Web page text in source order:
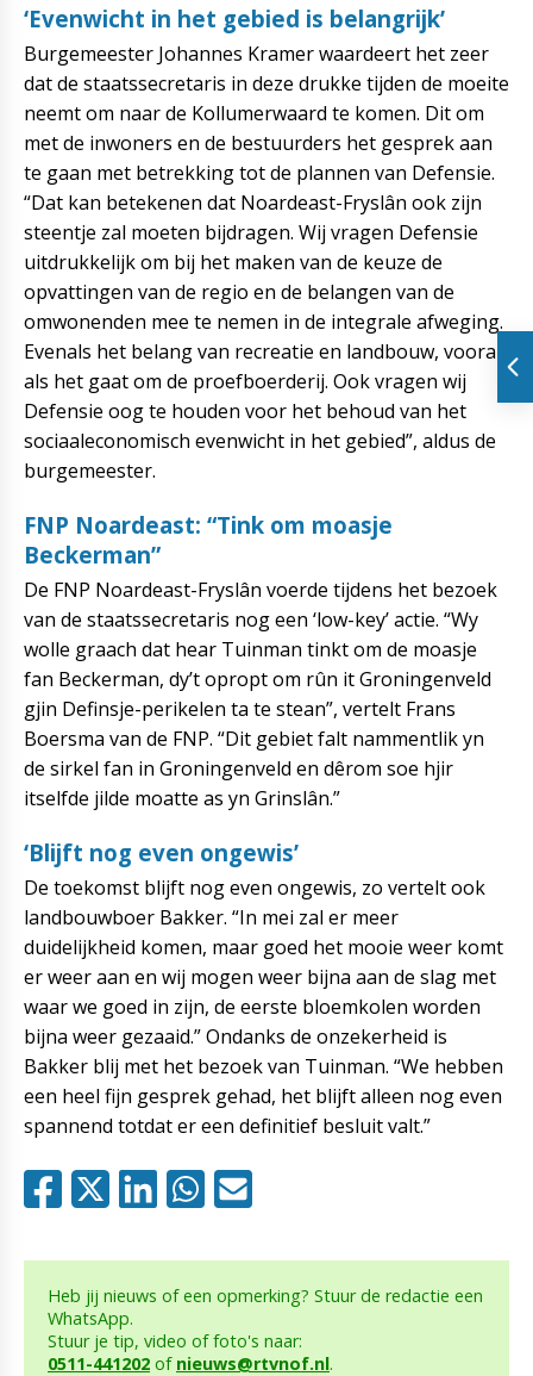
‘Evenwicht in het gebied is belangrijk’
Burgemeester Johannes Kramer waardeert het zeer
dat de staatssecretaris in deze drukke tijden de moeite
neemt om naar de Kollumerwaard te komen. Dit om
met de inwoners en de bestuurders het gesprek aan
te gaan met betrekking tot de plannen van Defensie.
“Dat kan betekenen dat Noardeast-Fryslân ook zijn
steentje zal moeten bijdragen. Wij vragen Defensie
uitdrukkelijk om bij het maken van de keuze de
opvattingen van de regio en de belangen van de
omwonenden mee te nemen in de integrale afweging.
Evenals het belang van recreatie en landbouw, vooral
als het gaat om de proefboerderij. Ook vragen wij
Defensie oog te houden voor het behoud van het
sociaaleconomisch evenwicht in het gebied”, aldus de
burgemeester.
FNP Noardeast: “Tink om moasje
Beckerman”
De FNP Noardeast-Fryslân voerde tijdens het bezoek
van de staatssecretaris nog een ‘low-key’ actie. “Wy
wolle graach dat hear Tuinman tinkt om de moasje
fan Beckerman, dy’t opropt om rûn it Groningenveld
gjin Definsje-perikelen ta te stean”, vertelt Frans
Boersma van de FNP. “Dit gebiet falt nammentlik yn
de sirkel fan in Groningenveld en dêrom soe hjir
itselfde jilde moatte as yn Grinslân.”
‘Blijft nog even ongewis’
De toekomst blijft nog even ongewis, zo vertelt ook
landbouwboer Bakker. “In mei zal er meer
duidelijkheid komen, maar goed het mooie weer komt
er weer aan en wij mogen weer bijna aan de slag met
waar we goed in zijn, de eerste bloemkolen worden
bijna weer gezaaid.” Ondanks de onzekerheid is
Bakker blij met het bezoek van Tuinman. “We hebben
een heel fijn gesprek gehad, het blijft alleen nog even
spannend totdat er een definitief besluit valt.”
Heb jij nieuws of een opmerking? Stuur de redactie een
WhatsApp.
Stuur je tip, video of foto's naar:
0511-441202 of nieuws@rtvnof.nl.